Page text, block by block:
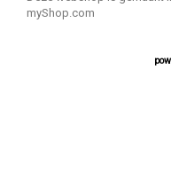
myShop.com